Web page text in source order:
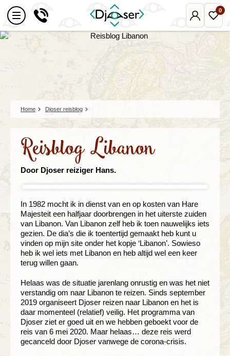
Mijn
Djoser
0
Home Djoser reisblog
Reisblog Libanon
Door Djoser reiziger Hans.
In 1982 mocht ik in dienst van en op kosten van Hare
Majesteit een halfjaar doorbrengen in het uiterste zuiden
van Libanon. Van Libanon zelf heb ik toen nauwelijks iets
gezien. De dia’s die ik toentertijd gemaakt heb kunt u
vinden op mijn site onder het kopje ‘Libanon’. Sowieso
heb ik wel iets met Libanon en heb altijd wel een keer
terug willen gaan.
Helaas was de situatie jarenlang onrustig en was het niet
verstandig om naar Libanon te reizen. Sinds september
2019 organiseert Djoser reizen naar Libanon en het is
daar momenteel (relatief) veilig. Het programma van
Djoser ziet er goed uit en we hebben geboekt voor de
reis van 6 mei 2020. Maar helaas… deze reis werd
gecanceld door Djoser vanwege de corona-crisis.